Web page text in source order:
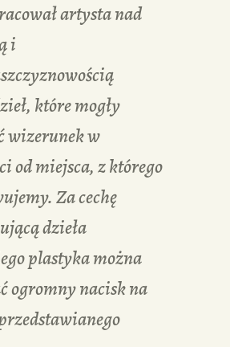
artysta nad
i
które mogły
wizerunek w
od miejsca, z którego
Za cechę
dzieła
plastyka można
ogromny nacisk na